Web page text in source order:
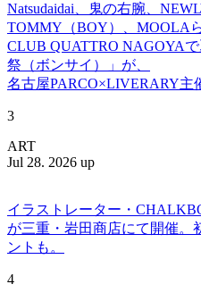
Natsudaidai、鬼の右腕、
TOMMY（BOY）、MOOLAら
CLUB QUATTRO NAGOYA
祭（ボンサイ）」が、
名古屋PARCO×LIVERARY主
3
ART
Jul 28. 2026 up
イラストレーター・
が三重・岩田商店にて開催。
ントも。
4